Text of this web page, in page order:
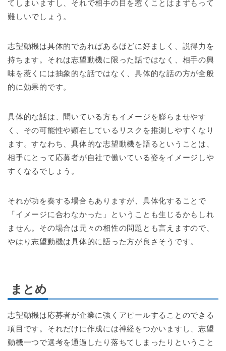
てしまいますし、それで相手の目を惹くことはまずもって
難しいでしょう。
志望動機は具体的であればあるほどに好ましく、説得力を
持ちます。それは志望動機に限った話ではなく、相手の興
味を惹くには抽象的な話ではなく、具体的な話の方が全般
的に効果的です。
具体的な話は、聞いている方もイメージを膨らませやす
く、その可能性や顕在しているリスクを推測しやすくなり
ます。すなわち、具体的な志望動機を語るということは、
相手にとって応募者が自社で働いている姿をイメージしや
すくなるでしょう。
それが功を奏する場合もありますが、具体化することで
「イメージに合わなかった」ということも生じるかもしれ
ません。その場合は元々の相性の問題とも言えますので、
やはり志望動機は具体的に語った方が良さそうです。
まとめ
志望動機は応募者が企業に強くアピールすることのできる
項目です。それだけに作成には神経をつかいますし、志望
動機一つで選考を通過したり落ちてしまったりということ